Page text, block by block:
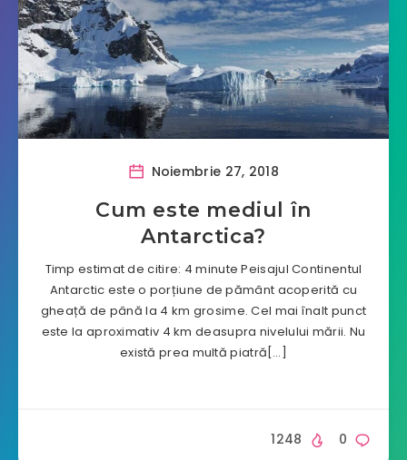
Noiembrie 27, 2018
Cum este mediul în
Antarctica?
Timp estimat de citire: 4 minute Peisajul Continentul
Antarctic este o porțiune de pământ acoperită cu
gheață de până la 4 km grosime. Cel mai înalt punct
este la aproximativ 4 km deasupra nivelului mării. Nu
există prea multă piatră[…]
0
1248